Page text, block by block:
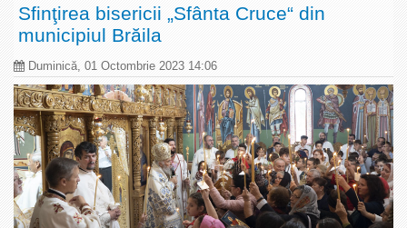
Sfinţirea bisericii „Sfânta Cruce“ din
municipiul Brăila
Duminică, 01 Octombrie 2023 14:06